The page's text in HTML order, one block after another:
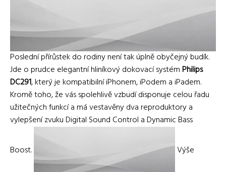
Poslední přírůstek do rodiny není tak úplně obyčejný budík.
Jde o prudce elegantní hliníkový dokovací systémPhilips
DC291, který je kompatibilní iPhonem, iPodem a iPadem.
Kromě toho, že vás spolehlivě vzbudí disponuje celou řadu
užitečných funkcí a má vestavěny dva reproduktory a
vylepšení zvuku Digital Sound Control a Dynamic Bass
Boost. Výše